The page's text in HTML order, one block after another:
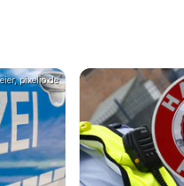
pixelio.de